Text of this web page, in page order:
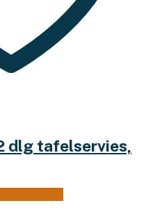
dlg tafelservies,